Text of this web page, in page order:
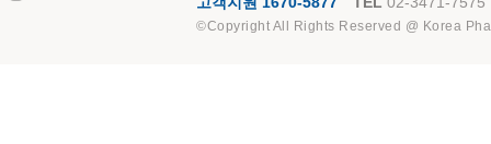
©Copyright All Rights Reserved @ Korea